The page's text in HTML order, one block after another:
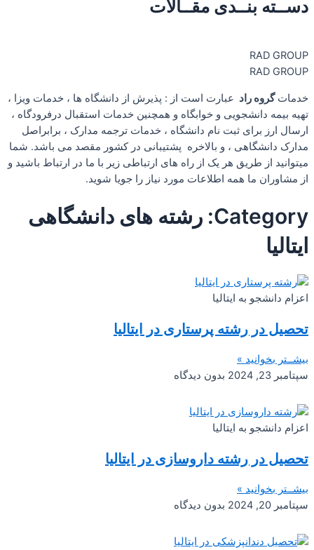
دســته بنــدی مقــالات
RAD GROUP
RAD GROUP
خدماتگروه راد عبارت است از : پذيرش از دانشگاه ها ، خدمات ويزا ،
تهیه بیمه دانشجویی و خوابگاه و همچنین خدمات استقبال درفرودگاه ،
ارسال ارز برای ثبت نام دانشگاه ، خدمات ترجمه مدارک ، برابراصل
مدارک دانشگاهی ، و بالاخره پشتیبانی در کشور مقصد می باشد. شما
میتوانید از طریق هر یک از راه های ارتباطی زیر با ما در ارتباط باشید و
از مشاوران ما همه اطلاعات مورد نیاز را جویا شوید.
Category: رشته های دانشگاهی
ایتالیا
اعزام دانشجو به ایتالیا
تحصیل در رشته پرستاری در ایتالیا
بیشــتر بخوانید »
سپتامبر 23, 2024
بدون دیدگاه
اعزام دانشجو به ایتالیا
تحصیل در رشته داروسازی در ایتالیا
بیشــتر بخوانید »
سپتامبر 20, 2024
بدون دیدگاه